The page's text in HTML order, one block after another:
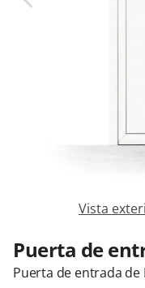
Contacta con
Vista
Puerta de
Puerta de entrada de